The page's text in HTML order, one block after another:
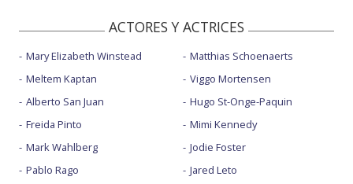
ACTORES Y ACTRICES
Mary Elizabeth Winstead
Meltem Kaptan
Alberto San Juan
Freida Pinto
Mark Wahlberg
Pablo Rago
Matthias Schoenaerts
Viggo Mortensen
Hugo St-Onge-Paquin
Mimi Kennedy
Jodie Foster
Jared Leto